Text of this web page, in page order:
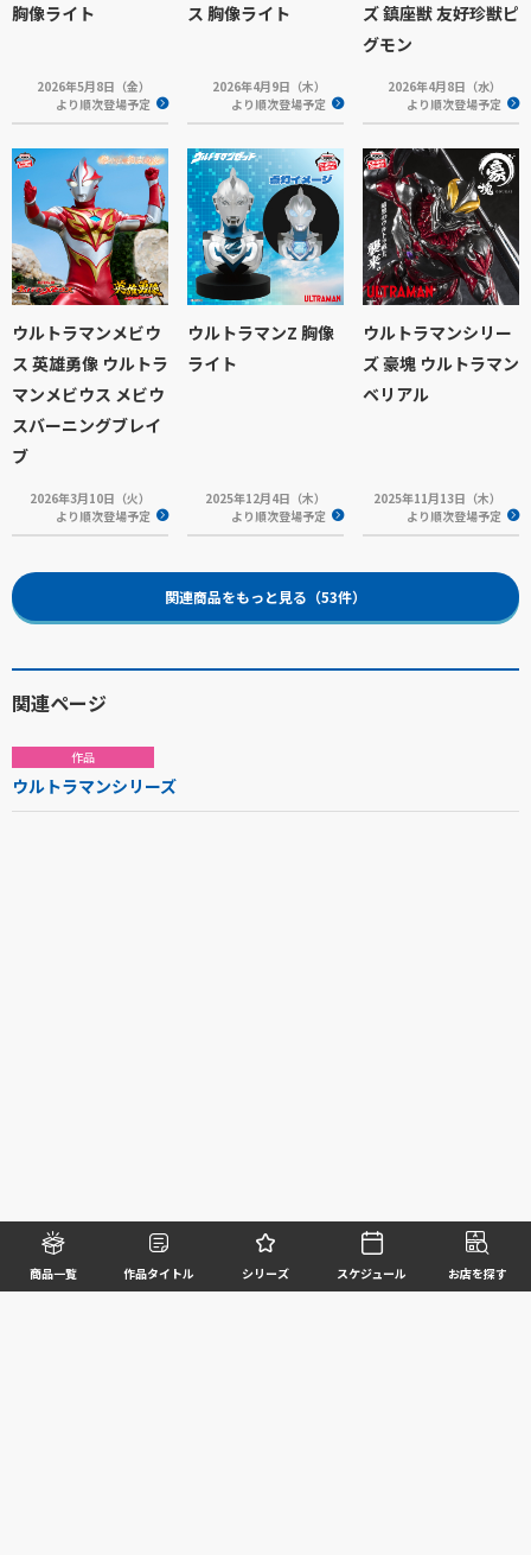
商品一覧 作品タイトル シリーズ スケジュール お店を探す
胸像ライト
2026年5月8日（金）
より順次登場予定
ス 胸像ライト
2026年4月9日（木）
より順次登場予定
ズ 鎮座獣 友好珍獣ピ
グモン
2026年4月8日（水）
より順次登場予定
ウルトラマンメビウ
ス 英雄勇像 ウルトラ
マンメビウス メビウ
スバーニングブレイ
ブ
2026年3月10日（火）
より順次登場予定
ウルトラマンZ 胸像
ライト
2025年12月4日（木）
より順次登場予定
ウルトラマンシリー
ズ 豪塊 ウルトラマン
ベリアル
2025年11月13日（木）
より順次登場予定
関連商品をもっと見る（53件）
関連ページ
作品
ウルトラマンシリーズ